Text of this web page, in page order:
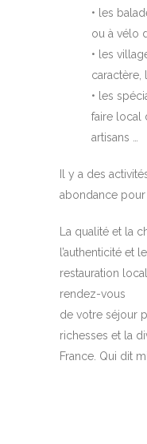
• les
ou à vélo
• les
caractère,
• les
faire local
artisans …
Il y a des
abondance
La qualité et la
l’authenticité et
restauration
rendez-vous
de votre séjour
richesses et la
France. Qui dit